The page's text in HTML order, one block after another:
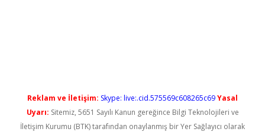
Reklam ve İletişim: Skype: live:.cid.575569c608265c69Yasal
Uyarı: Sitemiz, 5651 Sayılı Kanun gereğince Bilgi Teknolojileri ve
İletişim Kurumu (BTK) tarafından onaylanmış bir Yer Sağlayıcı olarak